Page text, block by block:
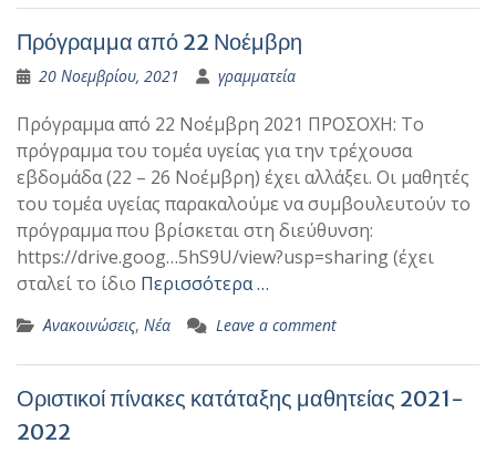
Πρόγραμμα από 22 Νοέμβρη
20 Νοεμβρίου, 2021 γραμματεία
Πρόγραμμα από 22 Νοέμβρη 2021 ΠΡΟΣΟΧΗ: Το
πρόγραμμα του τομέα υγείας για την τρέχουσα
εβδομάδα (22 – 26 Νοέμβρη) έχει αλλάξει. Οι μαθητές
του τομέα υγείας παρακαλούμε να συμβουλευτούν το
πρόγραμμα που βρίσκεται στη διεύθυνση:
https://drive.goog…5hS9U/view?usp=sharing (έχει
σταλεί το ίδιο Περισσότερα …
Ανακοινώσεις, Νέα Leave a comment
Οριστικοί πίνακες κατάταξης μαθητείας 2021-
2022